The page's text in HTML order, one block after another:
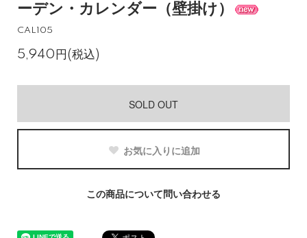
ーデン・カレンダー（壁掛け）
CAL105
5,940円(税込)
SOLD OUT
お気に入りに追加
この商品について問い合わせる